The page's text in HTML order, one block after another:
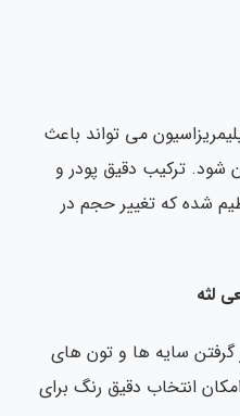
می تواند باعث
ترکیب دقیق پودر و
شده که تغییر حجم در
سایه ها و تون های
انتخاب دقیق رنگ برای